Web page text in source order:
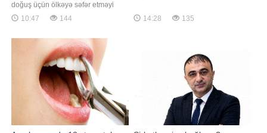
doğuş üçün ölkəyə səfər etməyi
qadağan edən sərəncam imzalayıb.
xəbər verir ki, Tramp bu qərarını
şərtsiz vətəndaşlıq verilməsini
nəzərdə tutan Konstitusiya
düzəlişindən yüz minlərlə insanın
sui-istifadə etməs
10:47 144
məlumatlarını ələ keçirməyə çalışan
dələduzların sayı artır. Unutmayın ki,
14:28 135